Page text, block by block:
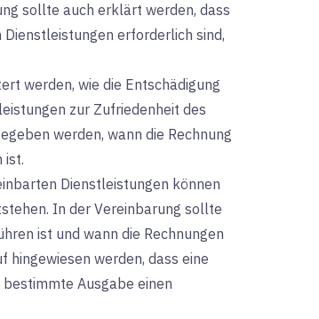
sollte auch erklärt werden, dass
erforderlich sind,
werden, wie die Entschädigung
zur Zufriedenheit des
werden, wann die Rechnung
ist.
Dienstleistungen können
In der Vereinbarung sollte
ist und wann die Rechnungen
hingewiesen werden, dass eine
Ausgabe einen